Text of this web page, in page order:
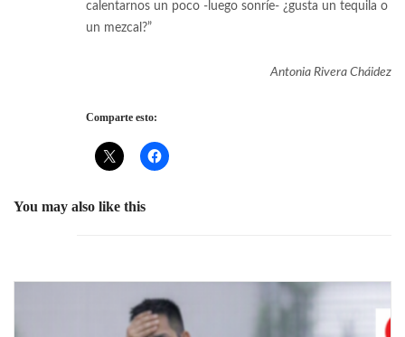
calentarnos un poco -luego sonríe- ¿gusta un tequila o
un mezcal?”
Antonia Rivera Cháidez
Comparte esto:
You may also like this